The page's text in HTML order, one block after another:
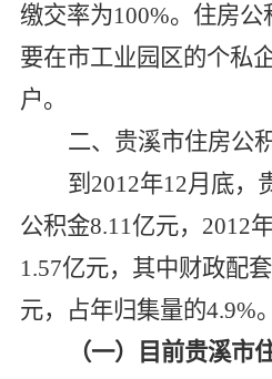
缴交率为100%。住房
要在市工业园区的个私
户。
二、贵溪市住房公
到2012年12月底，
公积金8.11亿元，2012
1.57亿元，其中财政配
元，占年归集量的4.9%。
（一）目前贵溪市